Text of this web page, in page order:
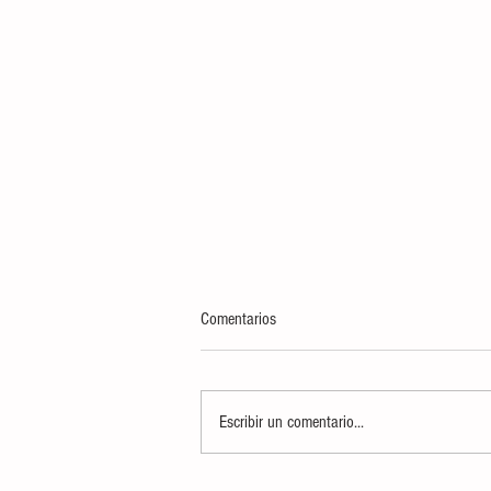
Comentarios
Escribir un comentario...